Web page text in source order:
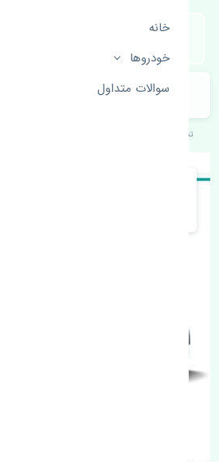
خانه
خودروها
سوالات متداول
شلگیر عقب چپ بی وای دی F3 اصلی
تنشی‌پارت